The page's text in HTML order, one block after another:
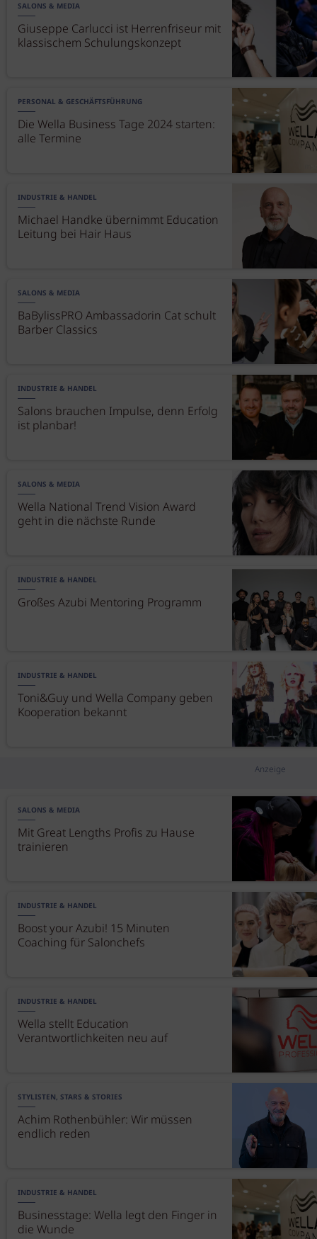
SALONS & MEDIA
Giuseppe Carlucci ist Herrenfriseur mit
klassischem Schulungskonzept
PERSONAL & GESCHÄFTSFÜHRUNG
Die Wella Business Tage 2024 starten:
alle Termine
INDUSTRIE & HANDEL
Michael Handke übernimmt Education
Leitung bei Hair Haus
SALONS & MEDIA
BaBylissPRO Ambassadorin Cat schult
Barber Classics
INDUSTRIE & HANDEL
Salons brauchen Impulse, denn Erfolg
ist planbar!
SALONS & MEDIA
Wella National Trend Vision Award
geht in die nächste Runde
INDUSTRIE & HANDEL
Großes Azubi Mentoring Programm
INDUSTRIE & HANDEL
Toni&Guy und Wella Company geben
Kooperation bekannt
Anzeige
SALONS & MEDIA
Mit Great Lengths Profis zu Hause
trainieren
INDUSTRIE & HANDEL
Boost your Azubi! 15 Minuten
Coaching für Salonchefs
INDUSTRIE & HANDEL
Wella stellt Education
Verantwortlichkeiten neu auf
STYLISTEN, STARS & STORIES
Achim Rothenbühler: Wir müssen
endlich reden
INDUSTRIE & HANDEL
Businesstage: Wella legt den Finger in
die Wunde